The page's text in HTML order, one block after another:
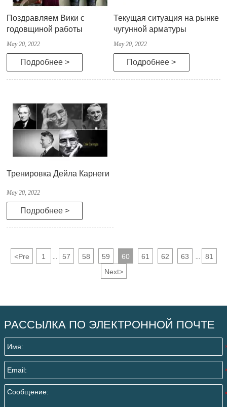
Поздравляем Вики с
годовщиной работы
May 20, 2022
Подробнее >
Текущая ситуация на рынке
чугунной арматуры
May 20, 2022
Подробнее >
Тренировка Дейла Карнеги
May 20, 2022
Подробнее >
<Pre 1 57 58 59 60 61 62 63
81
Next>
РАССЫЛКА ПО ЭЛЕКТРОННОЙ ПОЧТЕ